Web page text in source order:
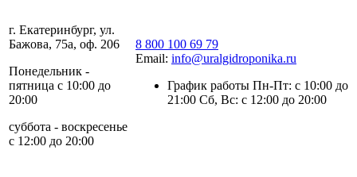
г. Екатеринбург, ул.
Бажова, 75а, оф. 206
Понедельник -
пятница с 10:00 до
20:00
суббота - воскресенье
с 12:00 до 20:00
8 800 100 69 79
Email: info@uralgidroponika.ru
График работы Пн-Пт: с 10:00 до
21:00 Сб, Вс: с 12:00 до 20:00